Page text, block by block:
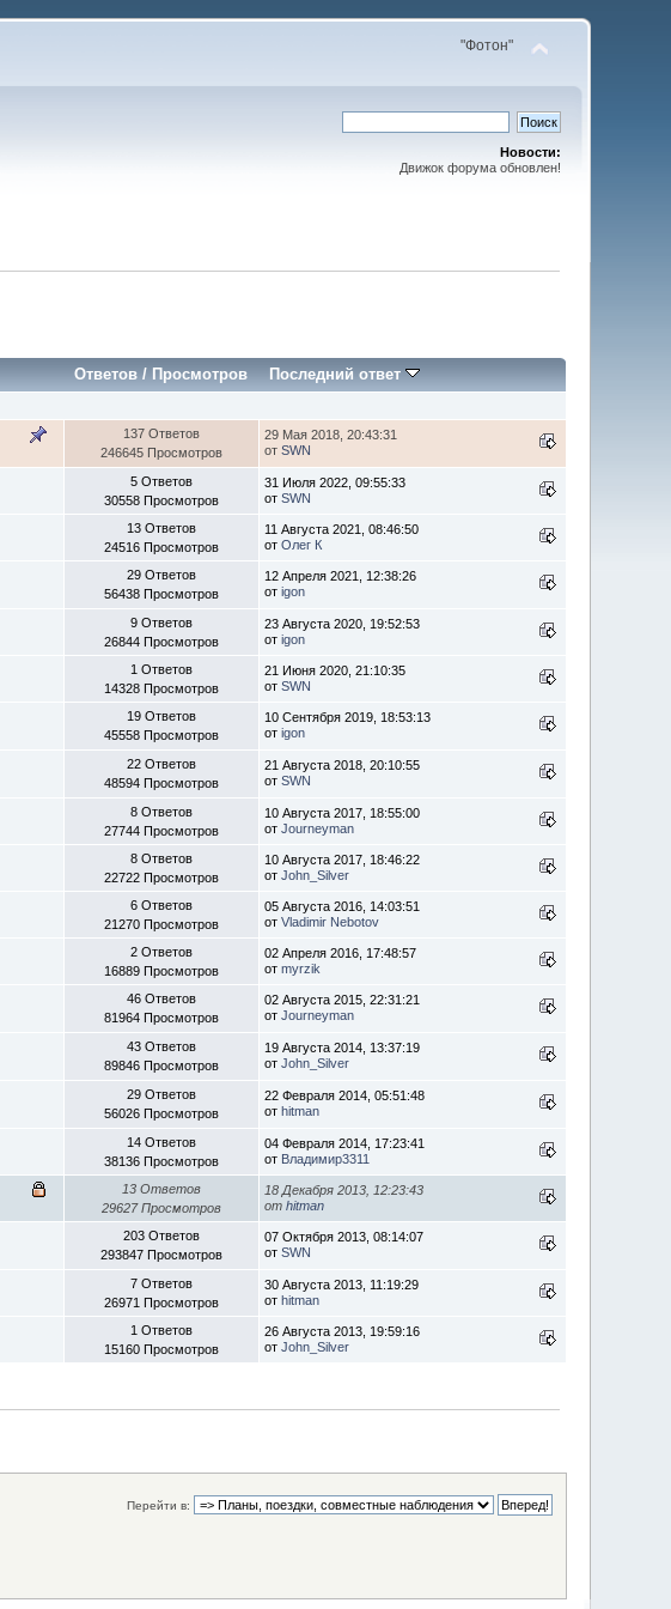
"Фотон"
Новости:
Движок форума обновлен!
Ответов /Просмотров Последний ответ
137 Ответов
246645 Просмотров
29 Мая 2018, 20:43:31
отSWN
5 Ответов
30558 Просмотров
31 Июля 2022, 09:55:33
отSWN
13 Ответов
24516 Просмотров
11 Августа 2021, 08:46:50
отОлег К
29 Ответов
56438 Просмотров
12 Апреля 2021, 12:38:26
отigon
9 Ответов
26844 Просмотров
23 Августа 2020, 19:52:53
отigon
1 Ответов
14328 Просмотров
21 Июня 2020, 21:10:35
отSWN
19 Ответов
45558 Просмотров
10 Сентября 2019, 18:53:13
отigon
22 Ответов
48594 Просмотров
21 Августа 2018, 20:10:55
отSWN
8 Ответов
27744 Просмотров
10 Августа 2017, 18:55:00
отJourneyman
8 Ответов
22722 Просмотров
10 Августа 2017, 18:46:22
отJohn_Silver
6 Ответов
21270 Просмотров
05 Августа 2016, 14:03:51
отVladimir Nebotov
2 Ответов
16889 Просмотров
02 Апреля 2016, 17:48:57
отmyrzik
46 Ответов
81964 Просмотров
02 Августа 2015, 22:31:21
отJourneyman
43 Ответов
89846 Просмотров
19 Августа 2014, 13:37:19
отJohn_Silver
29 Ответов
56026 Просмотров
22 Февраля 2014, 05:51:48
отhitman
14 Ответов
38136 Просмотров
04 Февраля 2014, 17:23:41
от Владимир3311
13 Ответов
29627 Просмотров
18 Декабря 2013, 12:23:43
отhitman
203 Ответов
293847 Просмотров
07 Октября 2013, 08:14:07
отSWN
7 Ответов
26971 Просмотров
30 Августа 2013, 11:19:29
отhitman
1 Ответов
15160 Просмотров
26 Августа 2013, 19:59:16
отJohn_Silver
Перейти в: